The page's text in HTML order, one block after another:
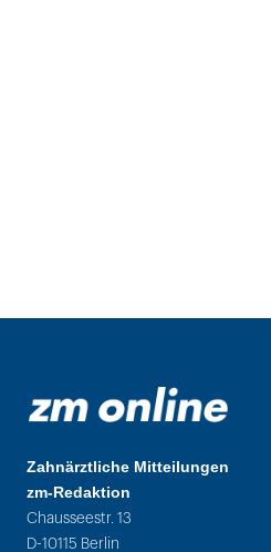
Zahnärztliche Mitteilungen
zm-Redaktion
Chausseestr. 13
D-10115 Berlin